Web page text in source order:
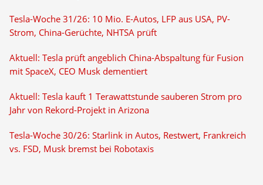
Tesla-Woche 31/26: 10 Mio. E-Autos, LFP aus USA, PV-
Strom, China-Gerüchte, NHTSA prüft
Aktuell: Tesla prüft angeblich China-Abspaltung für Fusion
mit SpaceX, CEO Musk dementiert
Aktuell: Tesla kauft 1 Terawattstunde sauberen Strom pro
Jahr von Rekord-Projekt in Arizona
Tesla-Woche 30/26: Starlink in Autos, Restwert, Frankreich
vs. FSD, Musk bremst bei Robotaxis